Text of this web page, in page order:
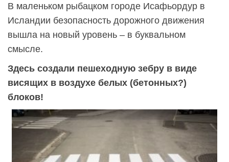
В маленьком рыбацком городе Исафьордур в
Исландии безопасность дорожного движения
вышла на новый уровень – в буквальном
смысле.
Здесь создали пешеходную зебру в виде
висящих в воздухе белых (бетонных?)
блоков!